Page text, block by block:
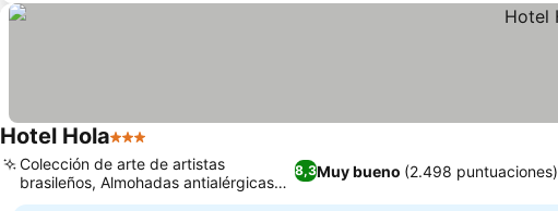
Hotel Hola3 Estrellas
8,3Muy bueno (2.498 puntuaciones)
Colección de arte de artistas
brasileños, Almohadas antialérgicas
para dormir mejor